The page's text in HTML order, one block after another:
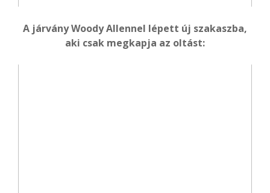
A járvány Woody Allennel lépett új szakaszba,
aki csak megkapja az oltást: